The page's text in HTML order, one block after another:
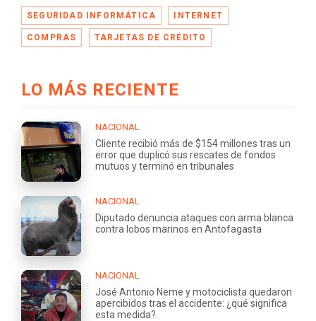
SEGURIDAD INFORMÁTICA INTERNET
COMPRAS TARJETAS DE CRÉDITO
LO MÁS RECIENTE
NACIONAL
Cliente recibió más de $154 millones tras un
error que duplicó sus rescates de fondos
mutuos y terminó en tribunales
NACIONAL
Diputado denuncia ataques con arma blanca
contra lobos marinos en Antofagasta
NACIONAL
José Antonio Neme y motociclista quedaron
apercibidos tras el accidente: ¿qué significa
esta medida?